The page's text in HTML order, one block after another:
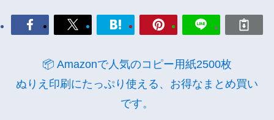
📦 Amazonで人気のコピー用紙2500枚
ぬりえ印刷にたっぷり使える、お得なまとめ買い
です。